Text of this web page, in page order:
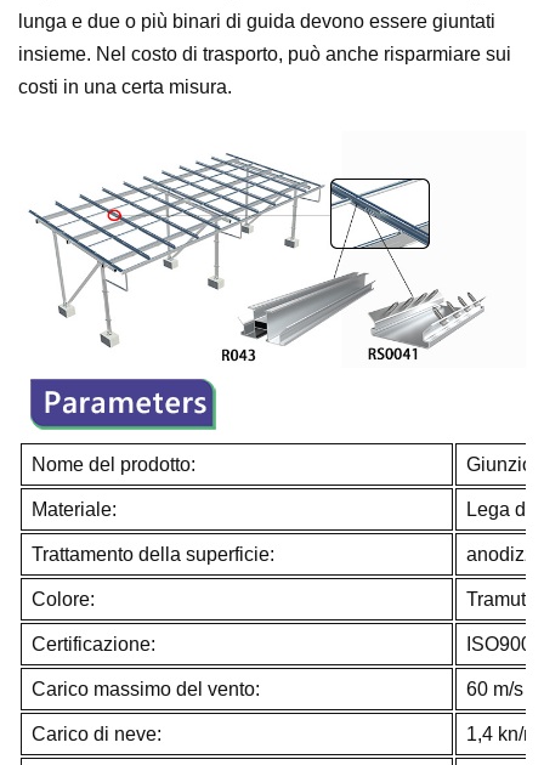
lunga e due o più binari di guida devono essere giuntati
insieme. Nel costo di trasporto, può anche risparmiare sui
costi in una certa misura.
Nome del prodotto:
Materiale: Lega di
Trattamento della superficie:
Colore:
Certificazione:
Carico massimo del vento: 60 m/s
Carico di neve: 1,4 kn/